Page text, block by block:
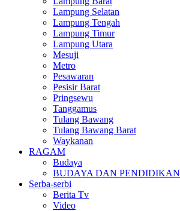
Lampung Selatan
Lampung Tengah
Lampung Timur
Lampung Utara
Mesuji
Metro
Pesawaran
Pesisir Barat
Pringsewu
Tanggamus
Tulang Bawang
Tulang Bawang Barat
Waykanan
RAGAM
Budaya
BUDAYA DAN PENDIDIKAN
Serba-serbi
Berita Tv
Video